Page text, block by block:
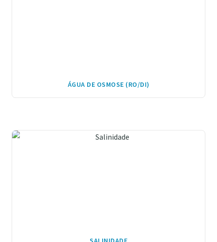
ÁGUA DE OSMOSE (RO/DI)